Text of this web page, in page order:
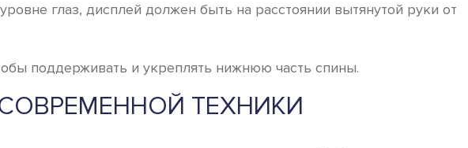
глаз, дисплей должен быть на расстоянии вытянутой руки от
поддерживать и укреплять нижнюю часть спины.
ТЕХНИКИ